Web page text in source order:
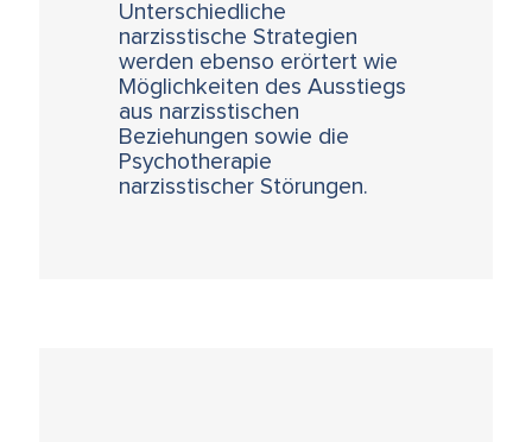
Unterschiedliche
narzisstische Strategien
werden ebenso erörtert wie
Möglichkeiten des Ausstiegs
aus narzisstischen
Beziehungen sowie die
Psychotherapie
narzisstischer Störungen.